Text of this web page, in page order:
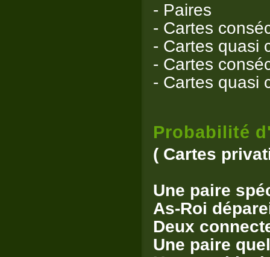
- Paires
- Cartes
- Cartes quasi
- Cartes
- Cartes quasi
Probabilité
( Cartes
Une paire
As-Roi
Deux
Une paire